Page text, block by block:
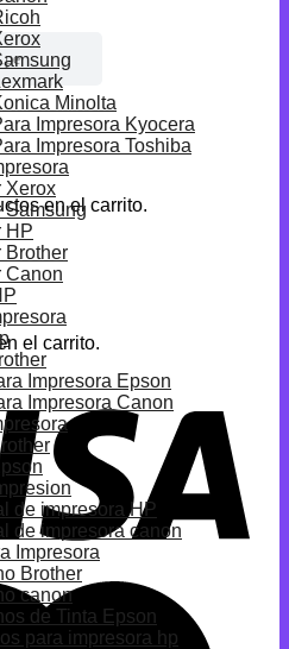
en el carrito.
el carrito.
Minolta
Impresora Kyocera
Impresora Toshiba
Xerox
Samsung
HP
Brother
Canon
Impresora Epson
Impresora Canon
de impresora HP
de impresora canon
Impresora
Brother
canon
de Tinta Epson
para impresora hp